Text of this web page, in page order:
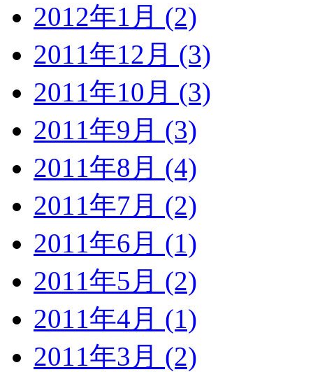
2012年1月 (2)
2011年12月 (3)
2011年10月 (3)
2011年9月 (3)
2011年8月 (4)
2011年7月 (2)
2011年6月 (1)
2011年5月 (2)
2011年4月 (1)
2011年3月 (2)